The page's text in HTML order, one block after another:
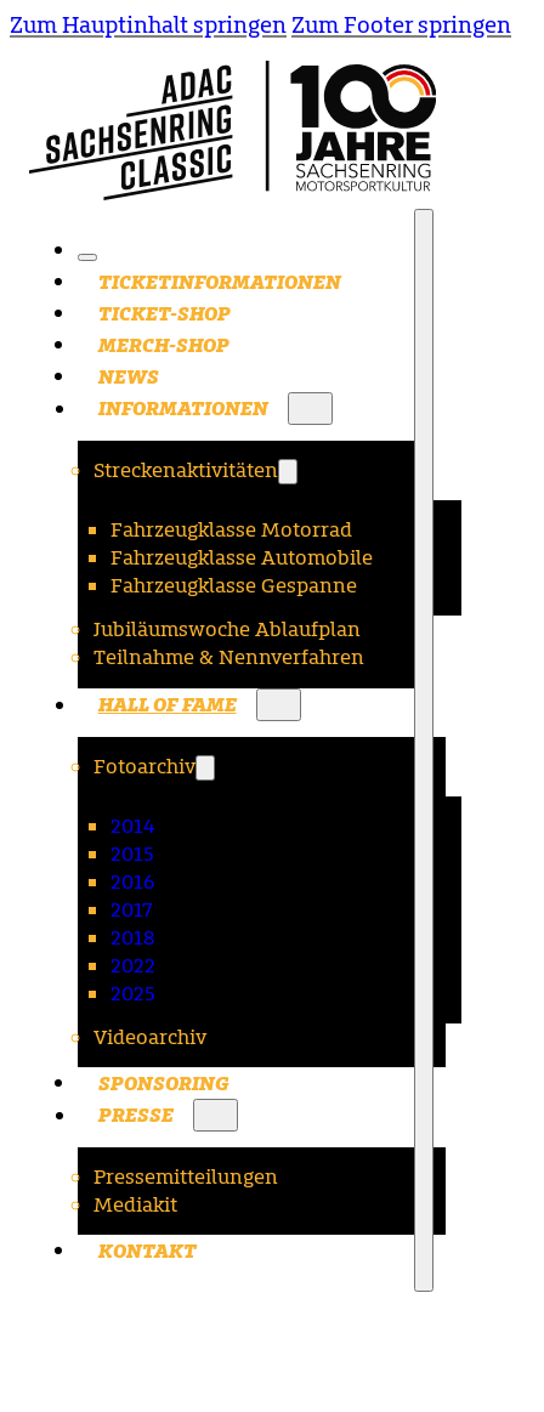
Zum Hauptinhalt springen Zum Footer springen
TICKETINFORMATIONEN
TICKET-SHOP
MERCH-SHOP
NEWS
INFORMATIONEN
Streckenaktivitäten
Fahrzeugklasse Motorrad
Fahrzeugklasse Automobile
Fahrzeugklasse Gespanne
Jubiläumswoche Ablaufplan
Teilnahme & Nennverfahren
HALL OF FAME
Fotoarchiv
2014
2015
2016
2017
2018
2022
2025
Videoarchiv
SPONSORING
PRESSE
Pressemitteilungen
Mediakit
KONTAKT